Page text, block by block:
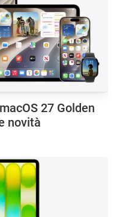
27 Golden
novità